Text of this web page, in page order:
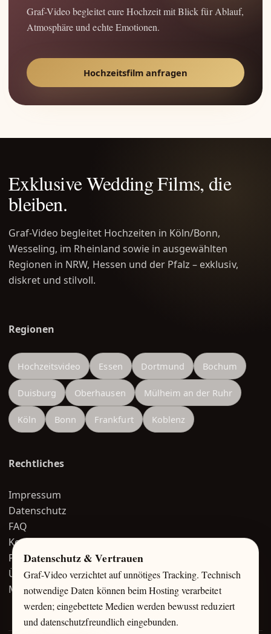
Graf-Video begleitet eure Hochzeit mit Blick für Ablauf,
Atmosphäre und echte Emotionen.
Hochzeitsfilm anfragen
Exklusive Wedding Films, die
bleiben.
Graf-Video begleitet Hochzeiten in Köln/Bonn,
Wesseling, im Rheinland sowie in ausgewählten
Regionen in NRW, Hessen und der Pfalz – exklusiv,
diskret und stilvoll.
Regionen
Hochzeitsvideo Essen Dortmund Bochum
Duisburg Oberhausen Mülheim an der Ruhr
Köln Bonn Frankfurt Koblenz
Rechtliches
Impressum
Datenschutz
FAQ
Kontakt
Portfolio
Über mich
Magazin
Datenschutz & Vertrauen
Graf-Video verzichtet auf unnötiges Tracking. Technisch
notwendige Daten können beim Hosting verarbeitet
werden; eingebettete Medien werden bewusst reduziert
und datenschutzfreundlich eingebunden.